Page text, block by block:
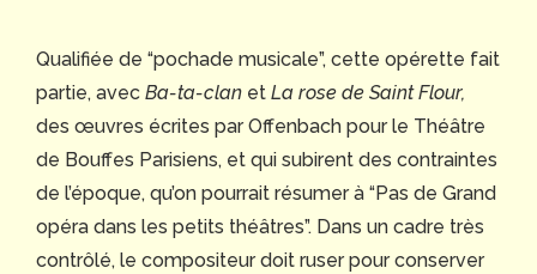
Qualifiée de “pochade musicale”, cette opérette fait
partie, avec Ba-ta-clan et La rose de Saint Flour,
des œuvres écrites parOffenbach pour le Théâtre
de Bouffes Parisiens, et qui subirent des contraintes
de l’époque, qu’on pourrait résumer à “Pas de Grand
opéra dans les petits théâtres”. Dans un cadre très
contrôlé, le compositeur doit ruser pour conserver